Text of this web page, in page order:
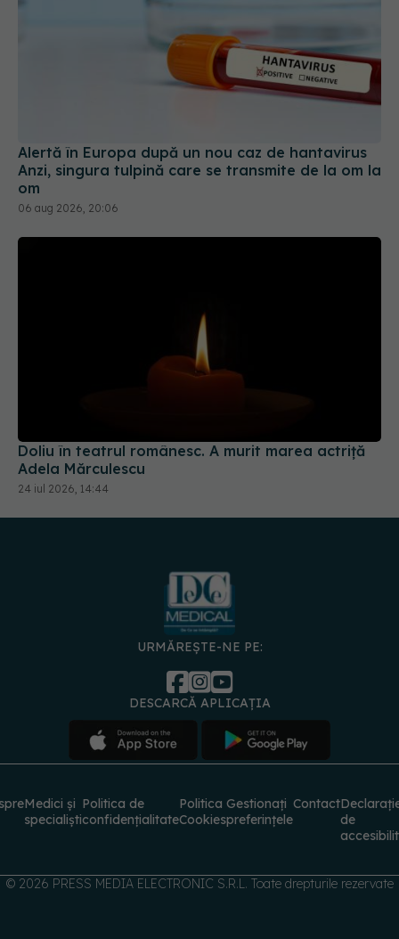
Alertă în Europa după un nou caz de hantavirus
om
06 aug 2026, 20:06
24 iul 2026, 14:44
URMĂREȘTE-NE PE:
Medici și Politica de
Politica Gestionați Contact
© 2026 PRESS MEDIA ELECTRONIC S.R.L. Toate drepturile rezervate